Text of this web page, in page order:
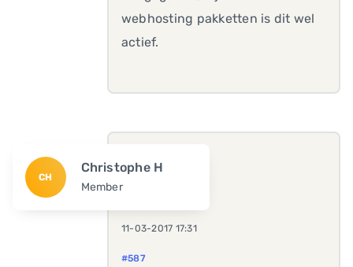
webhosting pakketten is dit wel
actief.
CH
Christophe H
Member
11-03-2017 17:31
#587